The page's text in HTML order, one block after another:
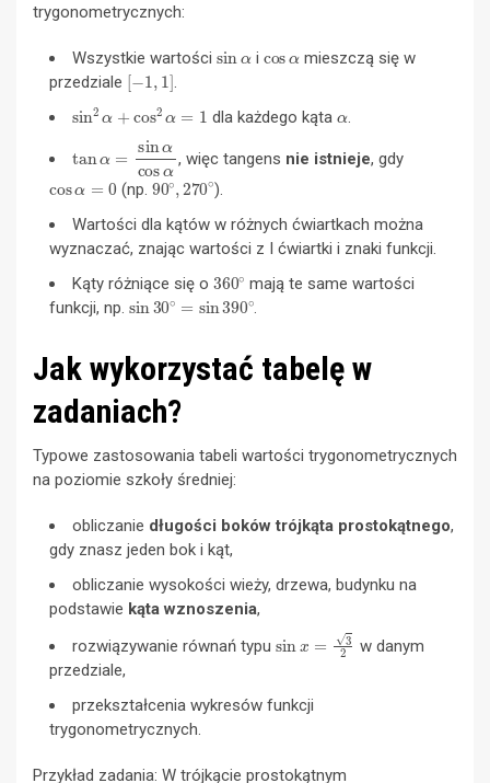
trygonometrycznych:
Wszystkie wartości sin i
mieszczą się w
przedziale [ 1 1] .
sin2 cos 2α dla każdego kąta
.
tan
αcosα , więc tangens nie istnieje, gdy
(np. 90∘ ,270∘
).
Wartości dla kątów w różnych ćwiartkach można
wyznaczać, znając wartości z I ćwiartki i znaki funkcji.
Kąty różniące się o 360∘ mają te same wartości
funkcji, np.
sin30∘ =sin 390∘.
Jak wykorzystać tabelę w
zadaniach?
Typowe zastosowania tabeli wartości trygonometrycznych
na poziomie szkoły średniej:
obliczanie długości boków trójkąta prostokątnego,
gdy znasz jeden bok i kąt,
obliczanie wysokości wieży, drzewa, budynku na
podstawie kąta wznoszenia,
rozwiązywanie równań typu
sin
w danym
przedziale,
przekształcenia wykresów funkcji
trygonometrycznych.
Przykład zadania: W trójkącie prostokątnym